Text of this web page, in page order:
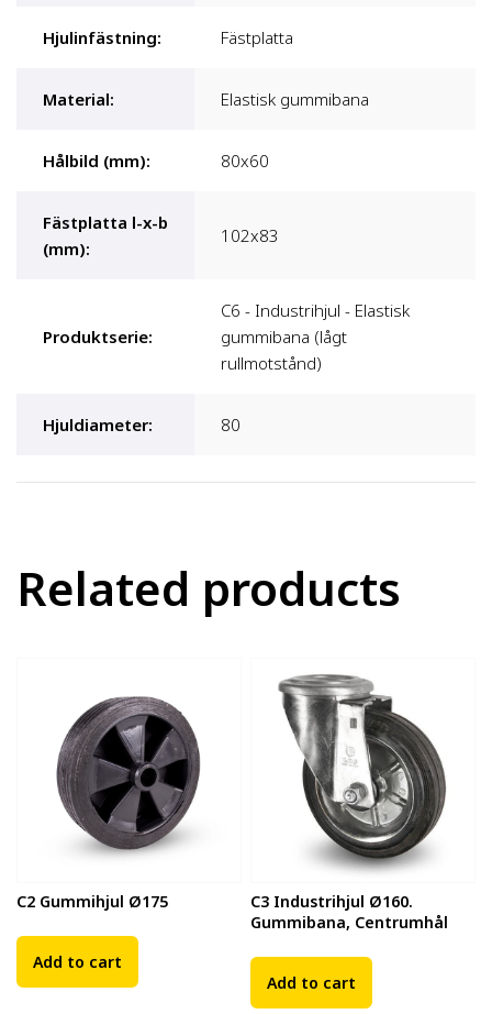
Hjulinfästning: Fästplatta
Material: Elastisk gummibana
Hålbild (mm): 80x60
Fästplatta l-x-b
(mm):
102x83
Produktserie:
C6 - Industrihjul - Elastisk
gummibana (lågt
rullmotstånd)
Hjuldiameter: 80
Related products
C2 Gummihjul Ø175
Add to cart
C3 Industrihjul Ø160.
Gummibana, Centrumhål
Add to cart